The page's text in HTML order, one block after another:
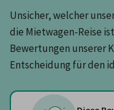
Unsicher, welcher
die Mietwagen-Reise
Bewertungen unserer
Entscheidung für den